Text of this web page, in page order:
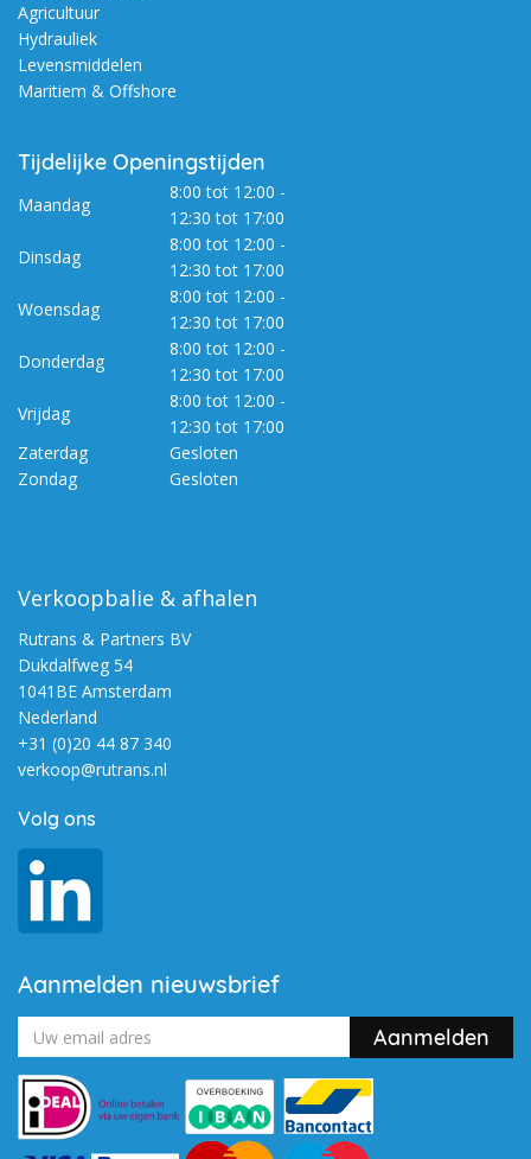
Agricultuur
Hydrauliek
Levensmiddelen
Maritiem & Offshore
Tijdelijke Openingstijden
Maandag
8:00 tot 12:00 -
12:30 tot 17:00
Dinsdag
8:00 tot 12:00 -
12:30 tot 17:00
Woensdag
8:00 tot 12:00 -
12:30 tot 17:00
Donderdag
8:00 tot 12:00 -
12:30 tot 17:00
Vrijdag
8:00 tot 12:00 -
12:30 tot 17:00
Zaterdag
Gesloten
Zondag
Gesloten
Verkoopbalie & afhalen
Rutrans & Partners BV
Dukdalfweg 54
1041BE Amsterdam
Nederland
+31 (0)20 44 87 340
verkoop@rutrans.nl
Volg ons
Aanmelden nieuwsbrief